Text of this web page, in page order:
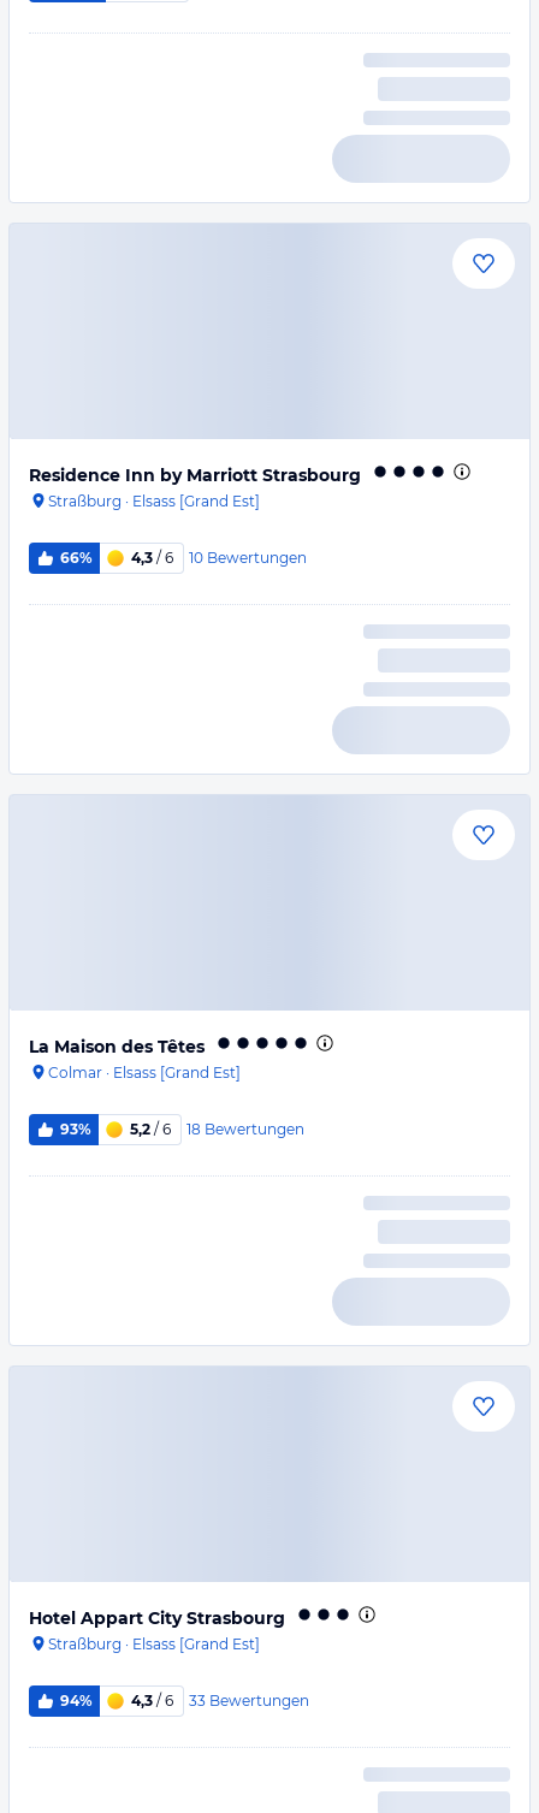
Residence Inn by Marriott Strasbourg
Straßburg · Elsass [Grand Est]
66% 4,3 / 6 10 Bewertungen
La Maison des Têtes
Colmar · Elsass [Grand Est]
93% 5,2 / 6 18 Bewertungen
Hotel Appart City Strasbourg
Straßburg · Elsass [Grand Est]
94% 4,3 / 6 33 Bewertungen